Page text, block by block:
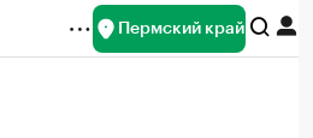
Пермский край